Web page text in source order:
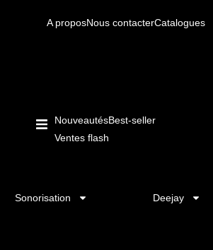
A proposNous contacterCatalogues
NouveautésBest-seller
Ventes flash
Sonorisation Deejay